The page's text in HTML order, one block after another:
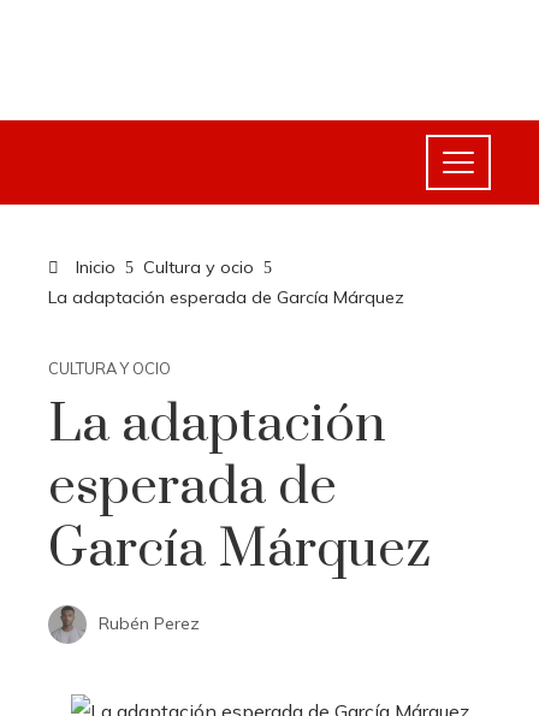
Inicio
Cultura y ocio
La adaptación esperada de García Márquez
CULTURA Y OCIO
La adaptación
esperada de
García Márquez
Rubén Perez